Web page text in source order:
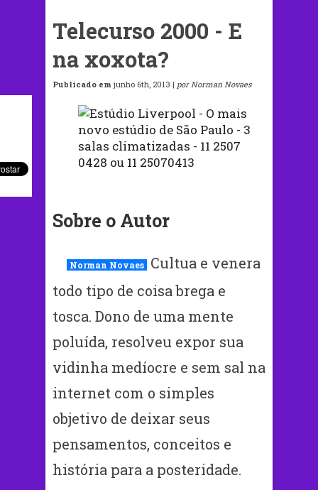
Telecurso 2000 - E
na xoxota?
Publicado em junho 6th, 2013 | por Norman Novaes
Sobre o Autor
Norman Novaes
Cultua e venera
todo tipo de coisa brega e
tosca. Dono de uma mente
poluída, resolveu expor sua
vidinha medíocre e sem sal na
internet com o simples
objetivo de deixar seus
pensamentos, conceitos e
história para a posteridade.